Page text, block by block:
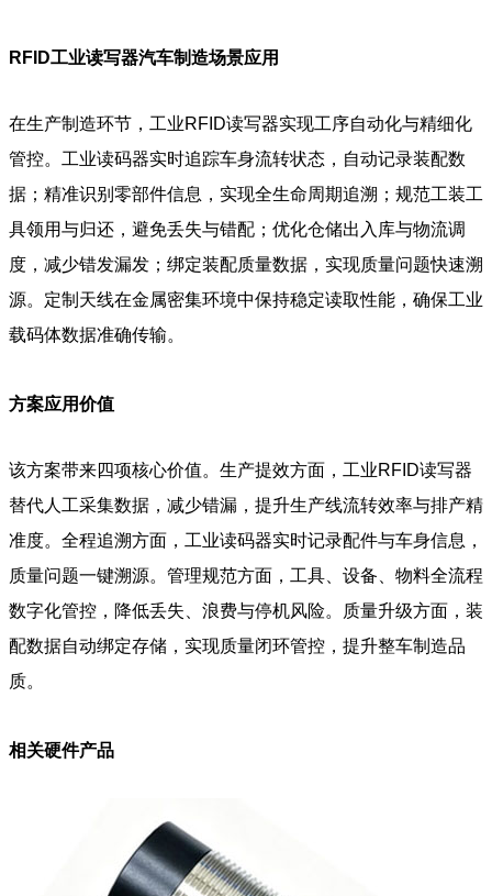
RFID工业读写器汽车制造场景应用
在生产制造环节，工业RFID读写器实现工序自动化与精细化
管控。工业读码器实时追踪车身流转状态，自动记录装配数
据；精准识别零部件信息，实现全生命周期追溯；规范工装工
具领用与归还，避免丢失与错配；优化仓储出入库与物流调
度，减少错发漏发；绑定装配质量数据，实现质量问题快速溯
源。定制天线在金属密集环境中保持稳定读取性能，确保工业
载码体数据准确传输。
方案应用价值
该方案带来四项核心价值。生产提效方面，工业RFID读写器
替代人工采集数据，减少错漏，提升生产线流转效率与排产精
准度。全程追溯方面，工业读码器实时记录配件与车身信息，
质量问题一键溯源。管理规范方面，工具、设备、物料全流程
数字化管控，降低丢失、浪费与停机风险。质量升级方面，装
配数据自动绑定存储，实现质量闭环管控，提升整车制造品
质。
相关硬件产品